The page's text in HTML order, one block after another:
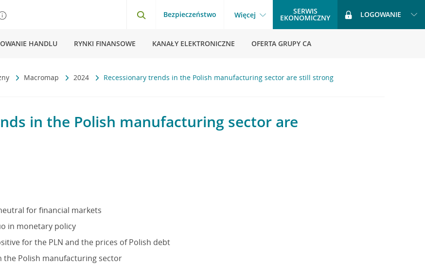
Bezpieczeństwo Więcej SERWIS
EKONOMICZNY LOGOWANIE
HANDLU RYNKI FINANSOWE KANAŁY ELEKTRONICZNE OFERTA GRUPY CA
Macromap 2024 Recessionary trends in the Polish manufacturing sector are still strong
in the Polish manufacturing sector are
for financial markets
in monetary policy
for the PLN and the prices of Polish debt
the Polish manufacturing sector